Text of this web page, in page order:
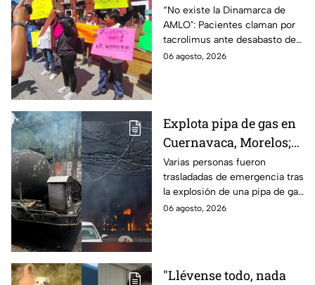
claman por
medicamentos ante
desabasto en IMSS
Puebla
“No existe la Dinamarca de
AMLO": Pacientes claman por
tacrolimus ante desabasto de
medicamentos en hospital del
06 agosto, 2026
Explota pipa de gas en
Cuernavaca, Morelos;
se reportan más de 20
personas con
quemaduras
Varias personas fueron
trasladadas de emergencia tras
la explosión de una pipa de gas
cerca de la colonia Las
06 agosto, 2026
"Llévense todo, nada